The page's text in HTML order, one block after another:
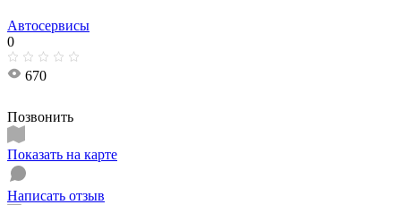
Автосервисы
0
670
Позвонить
Показать на карте
Написать отзыв